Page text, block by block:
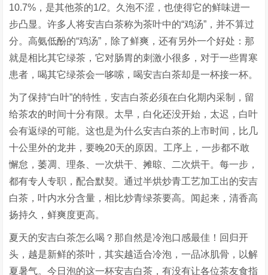
10.7%，是其他茶的1/2。久泡不涩，也使得它的鲜味进一
步凸显。许多人将安吉白茶称为茶叶中的“鸡汤”，并不算过
分。高氨低酚的“鸡汤”，除了鲜爽，还有另外一个好处：那
就是相比其它绿茶，它对肠胃的刺激小很多，对于一些胃寒
患者，喝其它绿茶会一哆嗦，喝安吉白茶却是一杯接一杯。
为了保持“白叶”的特性，安吉白茶必须在白化期内采制，留
给茶农的时间十分有限。太早，白化还没开始，太迟，白叶
会有返绿的可能。这也是为什么安吉白茶的上市时间，比几
十公里外的龙井，要晚20天的原因。工序上，一步都不敢
懈怠，萎凋、理条、一次烘干、摊晾、二次烘干。每一步，
都有专人专职，配合默契。通过半烘炒青工艺加工出的安吉
白茶，叶内水分含量，相比炒青绿茶要高。闻起来，清香高
扬持久，鲜爽度更高。
夏天的安吉白茶怎么喝？那自然是冷泡口感最佳！回归开
头，越是新鲜的茶叶，其实越适合冷泡，一品冰肌骨，以解
夏暑气。今日泡的这一杯安吉白茶，有没有让各位茶友食指